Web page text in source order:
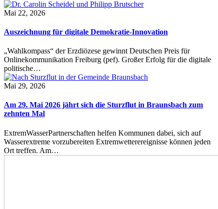
Mai 22, 2026
Auszeichnung für digitale Demokratie-Innovation
„Wahlkompass“ der Erzdiözese gewinnt Deutschen Preis für
Onlinekommunikation Freiburg (pef). Großer Erfolg für die digitale
politische…
Mai 29, 2026
Am 29. Mai 2026 jährt sich die Sturzflut in Braunsbach zum
zehnten Mal
ExtremWasserPartnerschaften helfen Kommunen dabei, sich auf
Wasserextreme vorzubereiten Extremwetterereignisse können jeden
Ort treffen. Am…